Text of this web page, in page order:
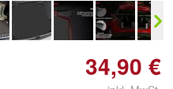
34,90 €